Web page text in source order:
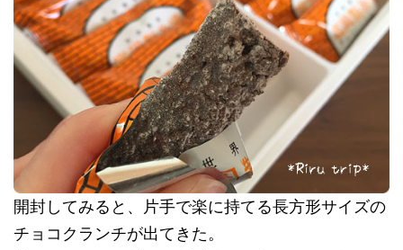
開封してみると、片手で楽に持てる長方形サイズの
チョコクランチが出てきた。